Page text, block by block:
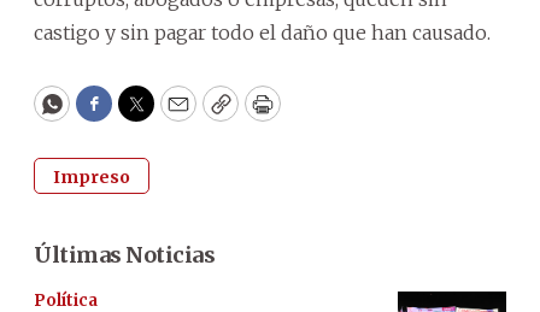
castigo y sin pagar todo el daño que han causado.
WhatsApp
Facebook
Twitter
EmailCopyPrint
Impreso
Últimas Noticias
Política